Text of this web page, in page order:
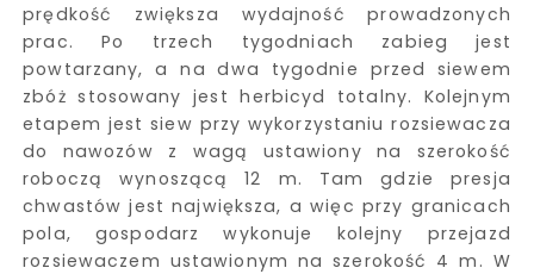
prędkość zwiększa wydajność prowadzonych
prac. Po trzech tygodniach zabieg jest
powtarzany, a na dwa tygodnie przed siewem
zbóż stosowany jest herbicyd totalny. Kolejnym
etapem jest siew przy wykorzystaniu rozsiewacza
do nawozów z wagą ustawiony na szerokość
roboczą wynoszącą 12 m. Tam gdzie presja
chwastów jest największa, a więc przy granicach
pola, gospodarz wykonuje kolejny przejazd
rozsiewaczem ustawionym na szerokość 4 m. W